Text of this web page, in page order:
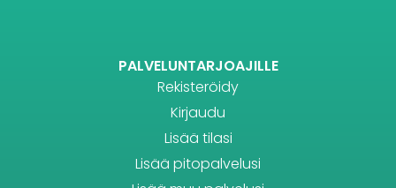
PALVELUNTARJOAJILLE
Rekisteröidy
Kirjaudu
Lisää tilasi
Lisää pitopalvelusi